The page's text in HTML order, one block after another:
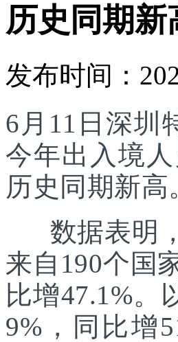
历史同期新
发布时间：
6月11日深圳
今年出入境
历史同期新高
数据表明，
来自190个国
比增47.1%。
9%，同比增